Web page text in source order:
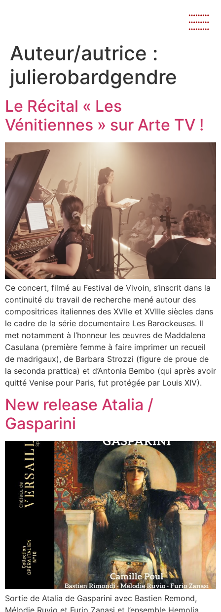
Auteur/autrice :
julierobardgendre
Le Récital « Les
Vénitiennes » sur Arte TV !
Ce concert, filmé au Festival de Vivoin, s’inscrit dans la
continuité du travail de recherche mené autour des
compositrices italiennes des XVIIe et XVIIIe siècles dans
le cadre de la série documentaire Les Barockeuses. Il
met notamment à l’honneur les œuvres de Maddalena
Casulana (première femme à faire imprimer un recueil
de madrigaux), de Barbara Strozzi (figure de proue de
la seconda prattica) et d’Antonia Bembo (qui après avoir
quitté Venise pour Paris, fut protégée par Louis XIV).
New release Atalia /
Gasparini
Sortie de Atalia de Gasparini avec Bastien Remond,